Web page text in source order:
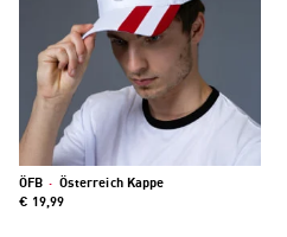
ÖFB · Österreich Kappe
€ 19,99